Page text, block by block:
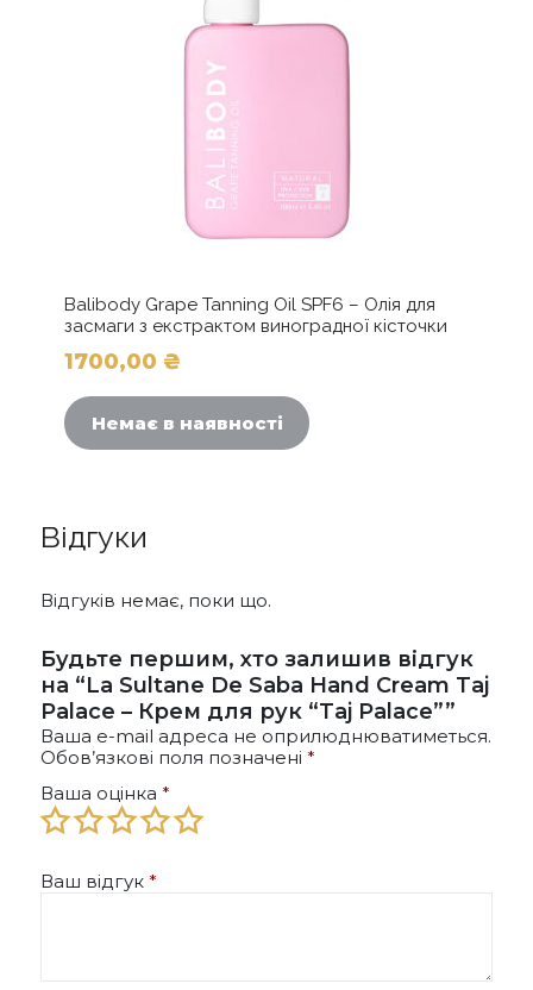
Balibody Grape Tanning Oil SPF6 – Олія для
засмаги з екстрактом виноградної кісточки
1700,00 ₴
Немає в наявності
Відгуки
Відгуків немає, поки що.
Будьте першим, хто залишив відгук
на “La Sultane De Saba Hand Cream Taj
Palace – Крем для рук “Taj Palace””
Ваша e-mail адреса не оприлюднюватиметься.
Обов’язкові поля позначені *
Ваша оцінка *
Ваш відгук *